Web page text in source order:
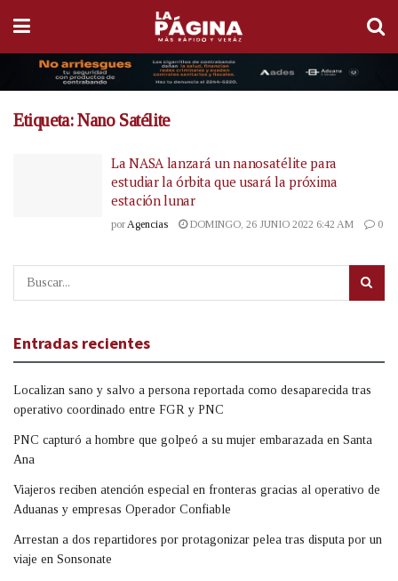
Etiqueta:Nano Satélite
La NASA lanzará un nanosatélite para
estudiar la órbita que usará la próxima
estación lunar
por Agencias DOMINGO, 26 JUNIO 2022 6:42 AM 0
Entradas recientes
Localizan sano y salvo a persona reportada como desaparecida tras
operativo coordinado entre FGR y PNC
PNC capturó a hombre que golpeó a su mujer embarazada en Santa
Ana
Viajeros reciben atención especial en fronteras gracias al operativo de
Aduanas y empresas Operador Confiable
Arrestan a dos repartidores por protagonizar pelea tras disputa por un
viaje en Sonsonate